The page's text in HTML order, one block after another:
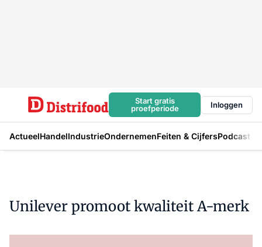
Start gratis
proefperiode
Inloggen
ActueelHandelIndustrieOndernemenFeiten & CijfersPodcast
Unilever promoot kwaliteit A-merk